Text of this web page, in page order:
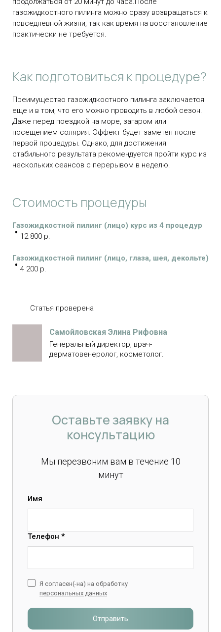
газожидкостного пилинга можно сразу возвращаться к
повседневной жизни, так как время на восстановление
практически не требуется.
Как подготовиться к процедуре?
Преимущество газожидкостного пилинга заключается
еще и в том, что его можно проводить в любой сезон.
Даже перед поездкой на море, загаром или
посещением солярия. Эффект будет заметен после
первой процедуры. Однако, для достижения
стабильного результата рекомендуется пройти курс из
нескольких сеансов с перерывом в неделю.
Стоимость процедуры
Газожидкостной пилинг (лицо) курс из 4 процедур
12 800 р.
Газожидкостной пилинг (лицо, глаза, шея, декольте)
4 200 р.
Статья проверена
Самойловская Элина Рифовна
Генеральный директор, врач-
дерматовенеролог, косметолог.
Оставьте заявку на
консультацию
Мы перезвоним вам в течение 10
минут
Имя
Телефон *
Отправить
Я согласен(-на) на обработку
персональных данных